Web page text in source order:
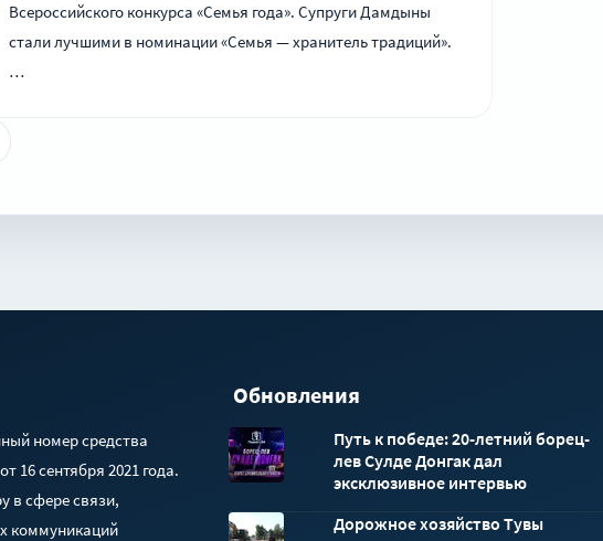
Всероссийского конкурса «Семья года». Супруги Дамдыны
стали лучшими в номинации «Семья — хранитель традиций».
…
номер средства
16 сентября 2021 года.
в сфере связи,
коммуникаций
Обновления
Путь к победе: 20-летний борец-
лев Сулде Донгак дал
эксклюзивное интервью
Дорожное хозяйство Тувы